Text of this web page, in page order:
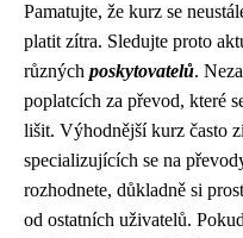
Pamatujte, že kurz se
platit zítra. Sledujte proto
různých poskytovatelů.
poplatcích za převod, které
lišit. Výhodnější kurz často
specializujících se na
rozhodnete, důkladně si
od ostatních uživatelů.